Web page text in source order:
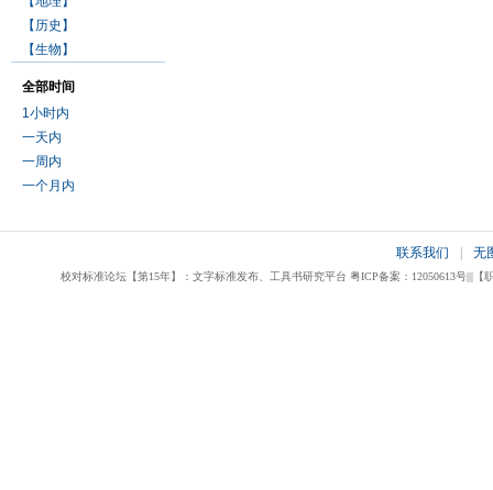
【历史】
【生物】
全部时间
1小时内
一天内
一周内
一个月内
联系我们 无
校对标准论坛【第15年】：文字标准发布、工具书研究平台 粤ICP备案：12050613号|||【